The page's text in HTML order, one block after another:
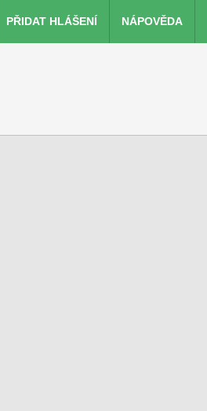
NÁPOVĚDA
PŘIDAT HLÁŠENÍ